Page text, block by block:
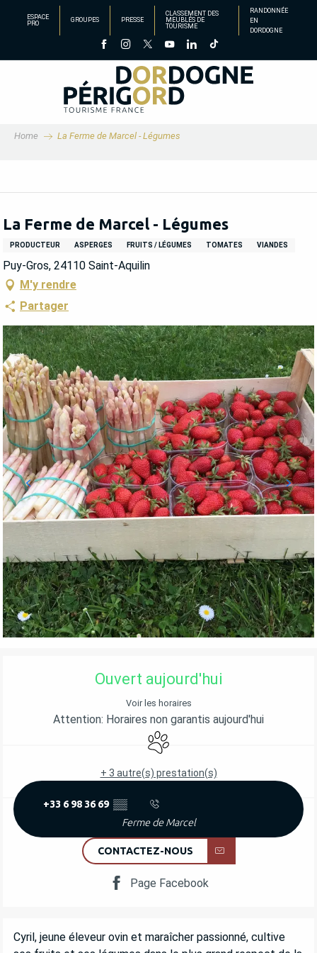
principal
ESPACE
PRO
GROUPES PRESSE
CLASSEMENT DES
MEUBLÉS DE
TOURISME
RANDONNÉE
EN
DORDOGNE
Home La Ferme de Marcel - Légumes
La Ferme de Marcel - Légumes
PRODUCTEUR ASPERGES FRUITS / LÉGUMES TOMATES VIANDES
Puy-Gros, 24110 Saint-Aquilin
M'y rendre
Partager
OUVERTURE ET COORDONNÉES
Ouvert aujourd'hui
Voir les horaires
Attention: Horaires non garantis aujourd'hui
Animaux acceptés
+ 3 autre(s) prestation(s)
+33 6 98 36 69 ▒▒
Ferme de Marcel
CONTACTEZ-NOUS
Page Facebook
DESCRIPTION
Cyril, jeune éleveur ovin et maraîcher passionné, cultive